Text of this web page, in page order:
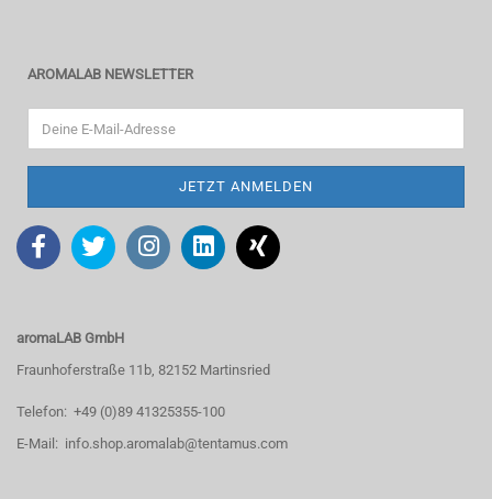
AROMALAB NEWSLETTER
aromaLAB GmbH
Fraunhoferstraße 11b, 82152 Martinsried
Telefon: +49 (0)89 41325355-100
E-Mail: info.shop.aromalab@tentamus.com